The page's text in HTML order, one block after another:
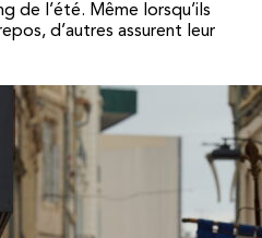
de l’été. Même lorsqu’ils
d’autres assurent leur